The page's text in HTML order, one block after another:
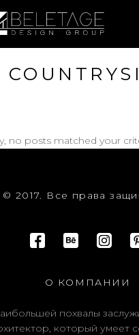
no posts matched your
© 2017. Все права
О КОМПАНИИ
похвалы
который умеет